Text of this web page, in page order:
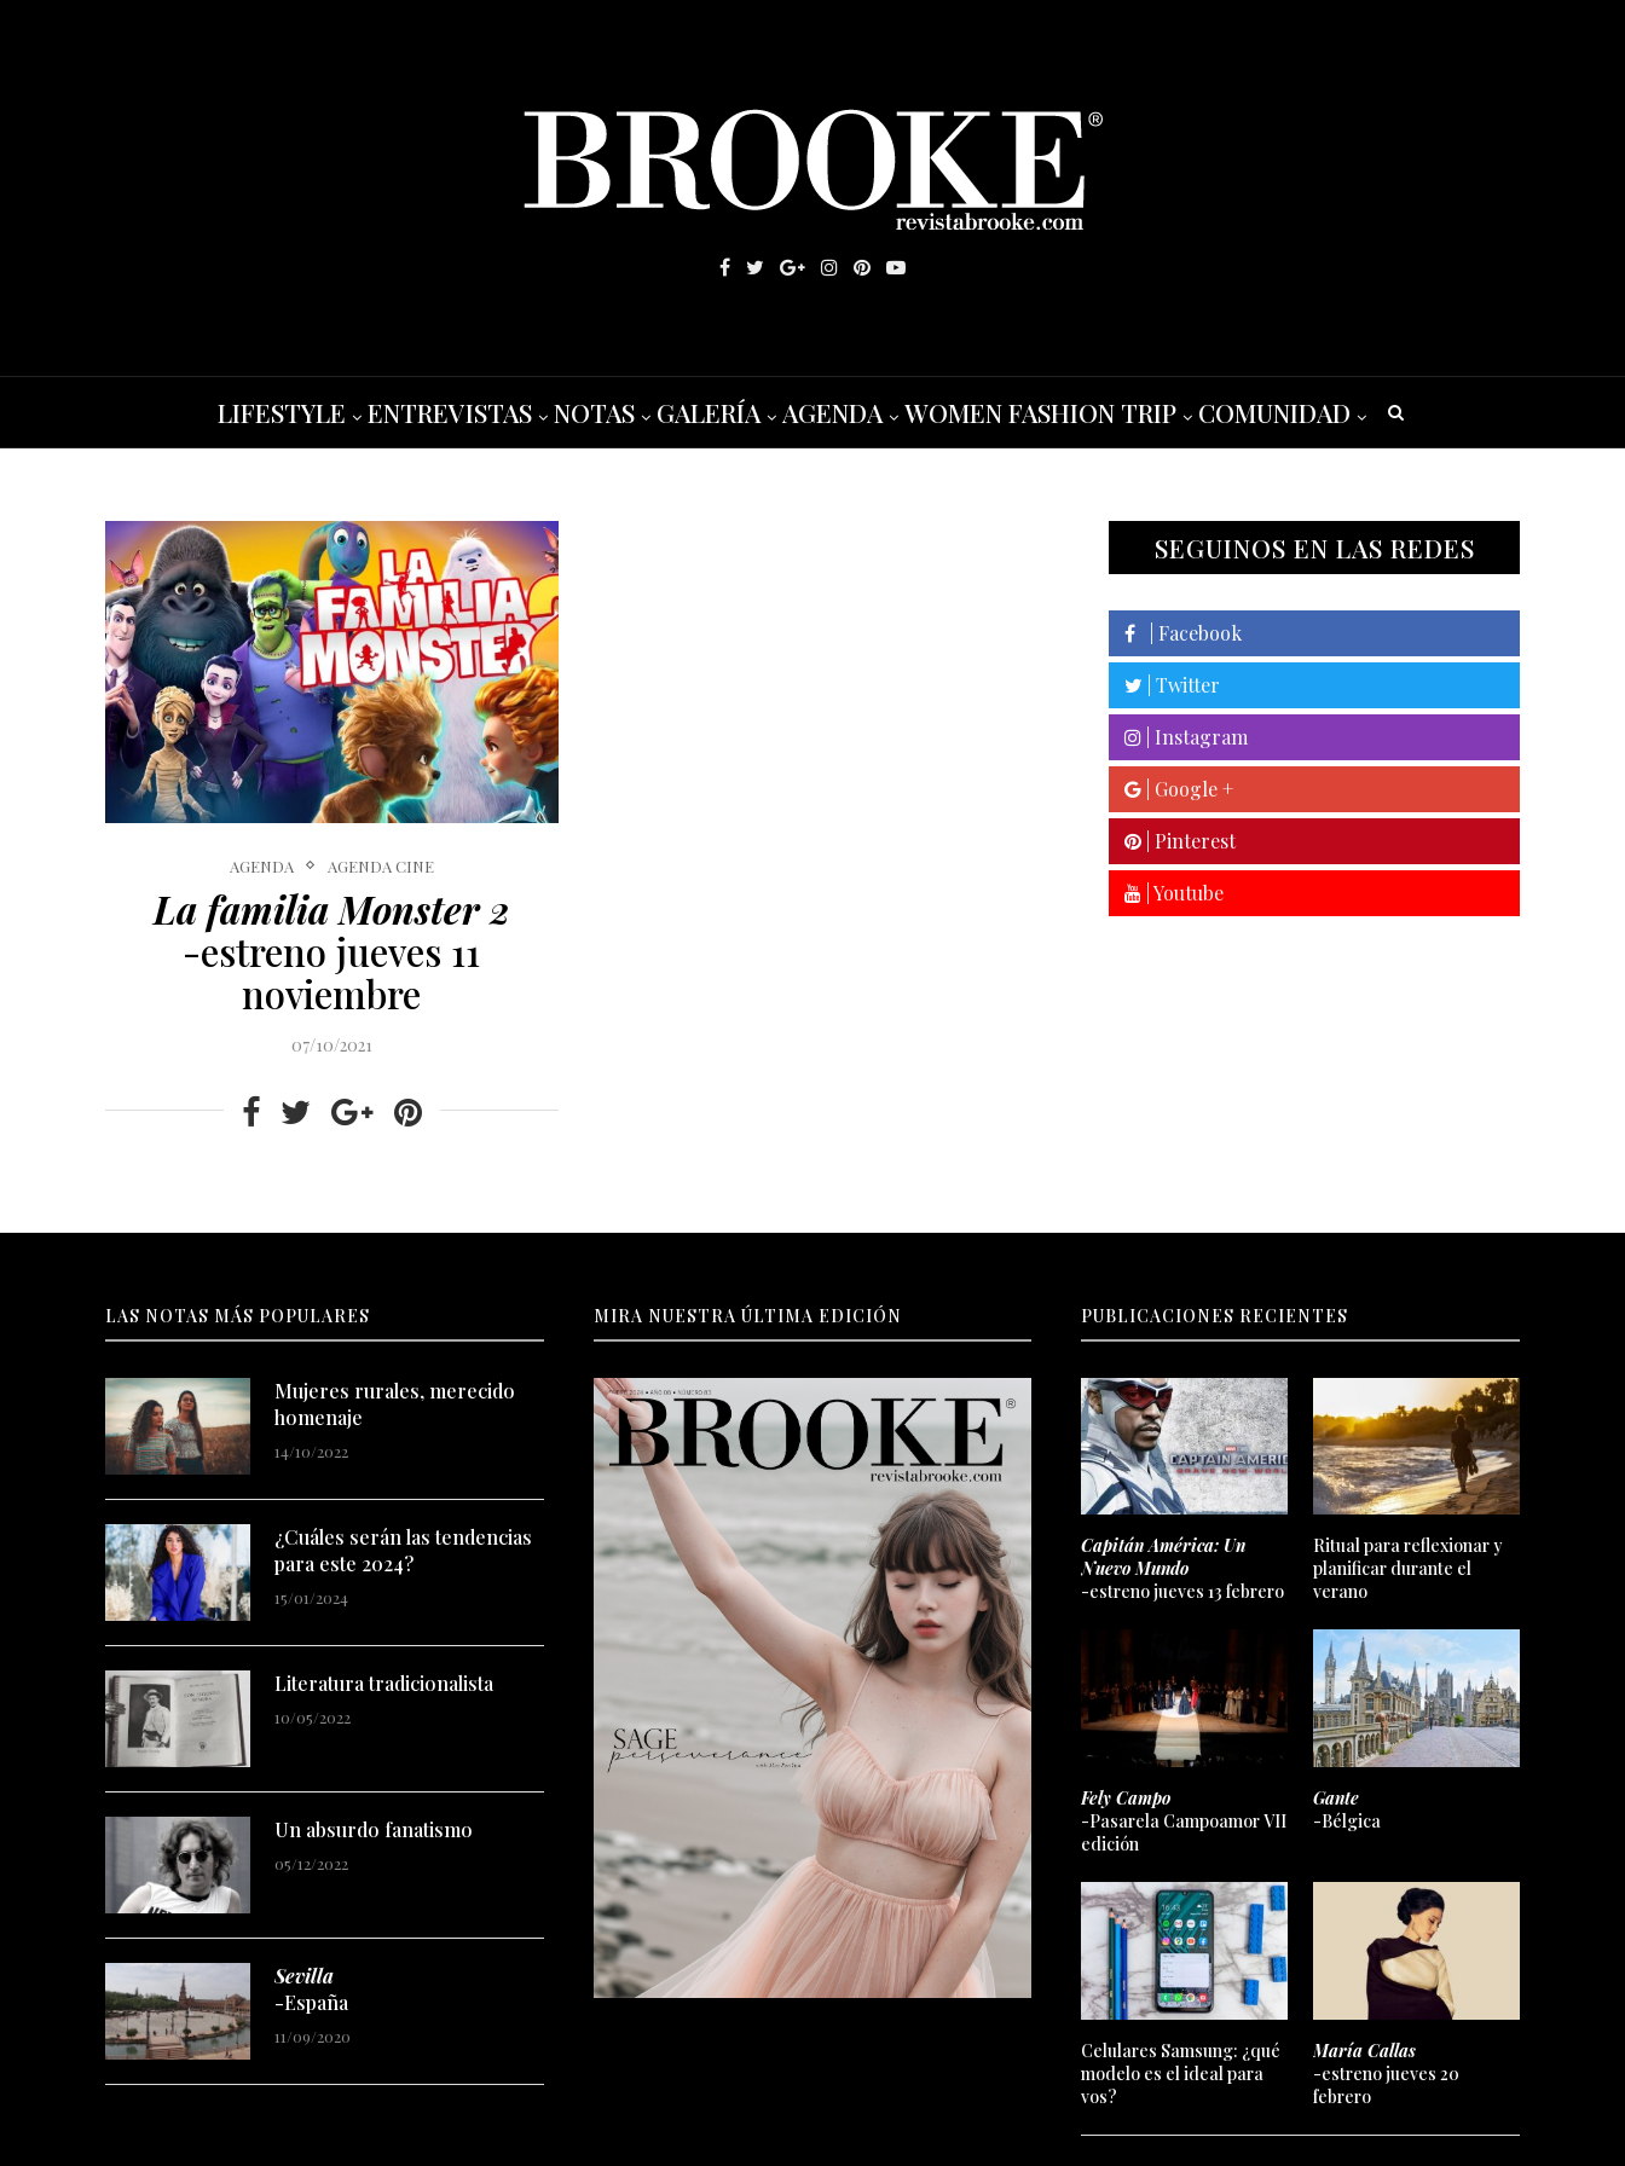
LIFESTYLE ENTREVISTAS NOTAS GALERÍA AGENDA WOMEN FASHION TRIP COMUNIDAD
AGENDA AGENDA CINE
La familia Monster 2
-estreno jueves 11
noviembre
07/10/2021
SEGUINOS EN LAS REDES
| Facebook
| Twitter
| Instagram
| Google +
| Pinterest
| Youtube
LAS NOTAS MÁS POPULARES
Mujeres rurales, merecido
homenaje
14/10/2022
¿Cuáles serán las tendencias
para este 2024?
15/01/2024
Literatura tradicionalista
10/05/2022
Un absurdo fanatismo
05/12/2022
Sevilla
-España
11/09/2020
MIRA NUESTRA ÚLTIMA EDICIÓN PUBLICACIONES RECIENTES
Capitán América: Un
Nuevo Mundo
-estreno jueves 13 febrero
Ritual para reflexionar y
planificar durante el
verano
Fely Campo
-Pasarela Campoamor VII
edición
Gante
-Bélgica
Celulares Samsung: ¿qué
modelo es el ideal para
vos?
María Callas
-estreno jueves 20
febrero